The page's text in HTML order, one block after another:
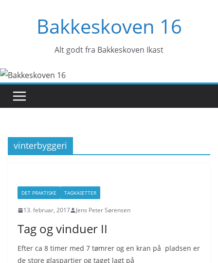
Bakkeskoven 16
Alt godt fra Bakkeskoven Ikast
vinterbyggeri
DET PRAKTISKE TAGKASETTER
13. februar, 2017 Jens Peter Sørensen
Tag og vinduer II
Efter ca 8 timer med 7 tømrer og en kran på pladsen er
de store glaspartier og taget lagt på